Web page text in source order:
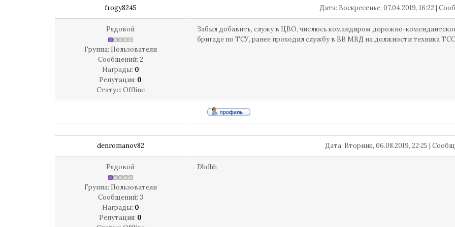
frogy8245 Дата: Воскресенье, 07.04.2019, 16:22 |
Рядовой
Группа: Пользователи
Сообщений: 2
Награды: 0
Репутация: 0
Статус: Offline
Забыл добавить, служу в ЦВО, числюсь командиром дорожно-
бригаде по ТСУ, ранее проходил службу в ВВ МВД на должности техника
denromanov82 Дата: Вторник, 06.08.2019, 22:25 |
Рядовой
Группа: Пользователи
Сообщений: 3
Награды: 0
Репутация: 0
Dhdhh